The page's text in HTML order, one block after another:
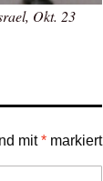
Okt. 23
mit* markiert